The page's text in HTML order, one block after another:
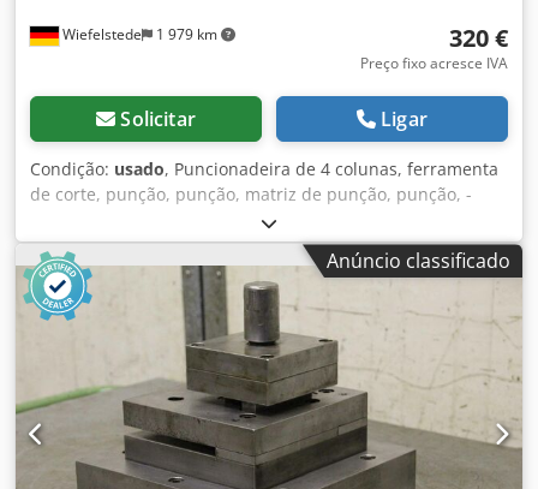
Wiefelstede 1 979 km 320 €
Preço fixo acresce IVA
Solicitar Ligar
Condição: usado, Puncionadeira de 4 colunas, ferramenta
de corte, punção, punção, matriz de punção, punção, -
Ferramenta de perfuração com: função de flexão -
Admissão Cjdpfxedxnlfj Af Herf imensões: 300/205/H445
mm -Peso: 100 kg
Anúncio classificado